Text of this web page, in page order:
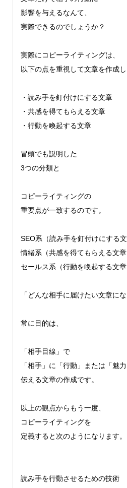
影響を与えるなんて、
実際できるのでしょうか？
実際にコピーライティングは、
以下の点を重視して文章を作成し
・読み手を釘付けにする文章
・共感を得てもらえる文章
・行動を喚起する文章
冒頭でも説明した
3つの分類と
コピーライティングの
重要点が一致するのです。
SEO系（読み手を釘付けにする文
情緒系（共感を得てもらえる文章
セールス系（行動を喚起する文章
「どんな相手に届けたい文章にな
常に目的は、
「相手目線」で
「相手」に「行動」または「魅
伝える文章の作成です。
以上の観点からもう一度、
コピーライティングを
定義すると次のようになります。
読み手を行動させるための技術